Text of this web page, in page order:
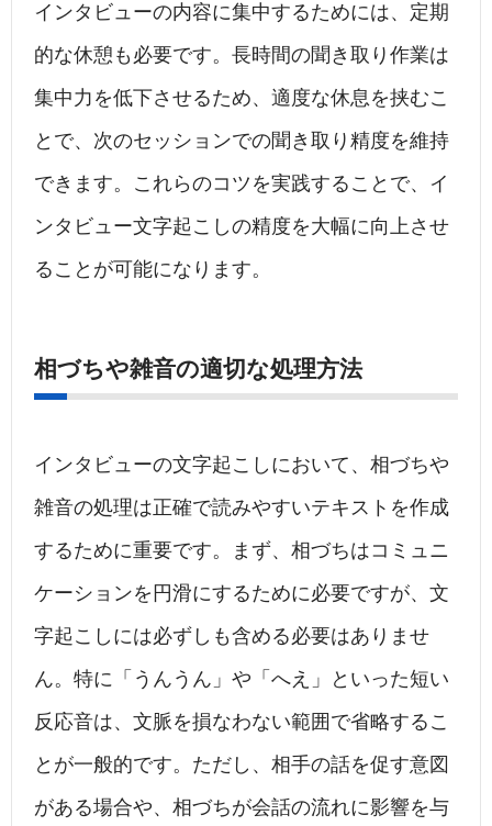
インタビューの内容に集中するためには、定期
的な休憩も必要です。長時間の聞き取り作業は
集中力を低下させるため、適度な休息を挟むこ
とで、次のセッションでの聞き取り精度を維持
できます。これらのコツを実践することで、イ
ンタビュー文字起こしの精度を大幅に向上させ
ることが可能になります。
相づちや雑音の適切な処理方法
インタビューの文字起こしにおいて、相づちや
雑音の処理は正確で読みやすいテキストを作成
するために重要です。まず、相づちはコミュニ
ケーションを円滑にするために必要ですが、文
字起こしには必ずしも含める必要はありませ
ん。特に「うんうん」や「へえ」といった短い
反応音は、文脈を損なわない範囲で省略するこ
とが一般的です。ただし、相手の話を促す意図
がある場合や、相づちが会話の流れに影響を与